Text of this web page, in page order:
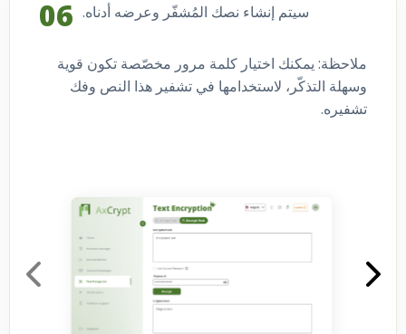
سيتم إنشاء نصك المُشفّر وعرضه أدناه.
ملاحظة: يمكنك اختيار كلمة مرور مخصّصة تكون قوية
وسهلة التذكّر، لاستخدامها في تشفير هذا النص وفك
تشفيره.